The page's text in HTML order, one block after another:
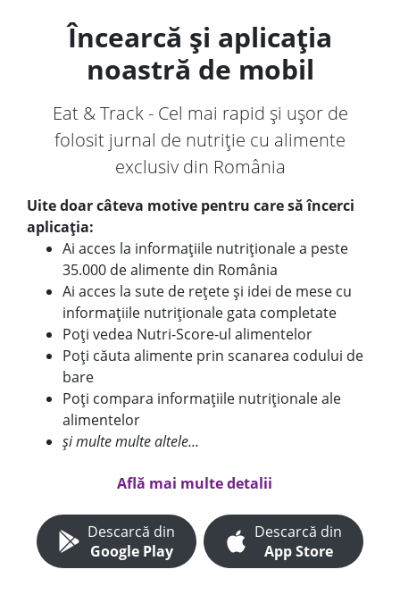
Încearcă și aplicația
noastră de mobil
Eat & Track - Cel mai rapid și ușor de
folosit jurnal de nutriție cu alimente
exclusiv din România
Uite doar câteva motive pentru care să încerci
aplicația:
Ai acces la informațiile nutriționale a peste
35.000 de alimente din România
Ai acces la sute de rețete și idei de mese cu
informațiile nutriționale gata completate
Poți vedea Nutri-Score-ul alimentelor
Poți căuta alimente prin scanarea codului de
bare
Poți compara informațiile nutriționale ale
alimentelor
și multe multe altele...
Află mai multe detalii
Descarcă din
Google Play
Descarcă din
App Store